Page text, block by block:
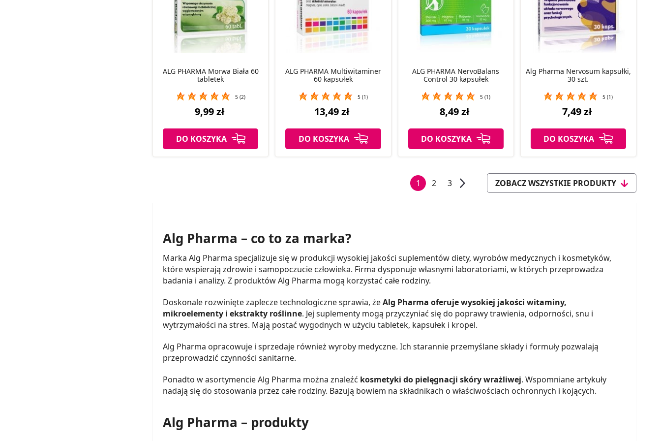
ALG PHARMA Morwa Biała 60
tabletek
5 (2)
9,99 zł
DO KOSZYKA
ALG PHARMA Multiwitaminer
60 kapsułek
5 (1)
13,49 zł
DO KOSZYKA
ALG PHARMA NervoBalans
Control 30 kapsułek
5 (1)
8,49 zł
DO KOSZYKA
Alg Pharma Nervosum kapsułki,
30 szt.
5 (1)
7,49 zł
DO KOSZYKA
1 2 3 ZOBACZ WSZYSTKIE PRODUKTY
Alg Pharma – co to za marka?
Marka Alg Pharma specjalizuje się w produkcji wysokiej jakości suplementów diety, wyrobów medycznych i kosmetyków,
które wspierają zdrowie i samopoczucie człowieka. Firma dysponuje własnymi laboratoriami, w których przeprowadza
badania i analizy. Z produktów Alg Pharma mogą korzystać całe rodziny.
Doskonale rozwinięte zaplecze technologiczne sprawia, żeAlg Pharma oferuje wysokiej jakości witaminy,
mikroelementy i ekstrakty roślinne. Jej suplementy mogą przyczyniać się do poprawy trawienia, odporności, snu i
wytrzymałości na stres. Mają postać wygodnych w użyciu tabletek, kapsułek i kropel.
Alg Pharma opracowuje i sprzedaje również wyroby medyczne. Ich starannie przemyślane składy i formuły pozwalają
przeprowadzić czynności sanitarne.
Ponadto w asortymencie Alg Pharma można znaleźć kosmetyki do pielęgnacji skóry wrażliwej. Wspomniane artykuły
nadają się do stosowania przez całe rodziny. Bazują bowiem na składnikach o właściwościach ochronnych i kojących.
Alg Pharma – produkty